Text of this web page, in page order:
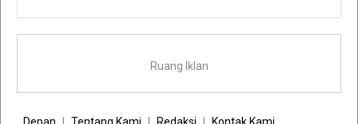
Ruang Iklan
Depan Tentang Kami Redaksi Kontak Kami